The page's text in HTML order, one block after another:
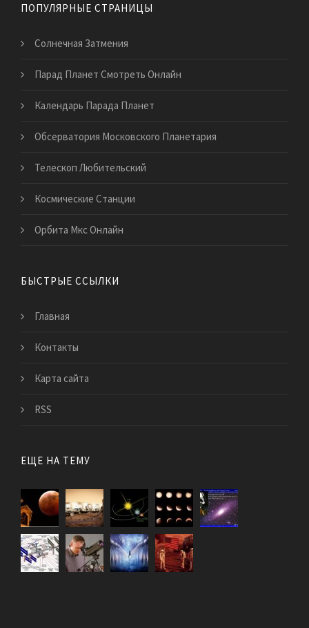
ПОПУЛЯРНЫЕ СТРАНИЦЫ
Солнечная Затмения
Парад Планет Смотреть Онлайн
Календарь Парада Планет
Обсерватория Московского Планетария
Телескоп Любительский
Космические Станции
Орбита Мкс Онлайн
БЫСТРЫЕ ССЫЛКИ
Главная
Контакты
Карта сайта
RSS
ЕЩЕ НА ТЕМУ